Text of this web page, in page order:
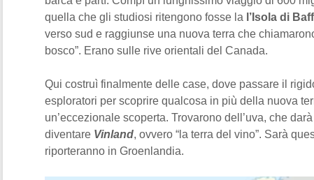
quella che gli studiosi ritengono fosse la l’Isola di
verso sud e raggiunse una nuova terra che
bosco”. Erano sulle rive orientali del Canada.
Qui costruì finalmente delle case, dove passare il
esploratori per scoprire qualcosa in più della nuova
un’eccezionale scoperta. Trovarono dell’uva, che
diventare Vinland, ovvero “la terra del vino”. Sarà
riporteranno in Groenlandia.